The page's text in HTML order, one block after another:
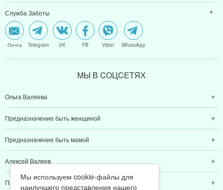
Служба Заботы
Почта Telegram VK FB Viber WhatsApp
МЫ В CОЦCЕТЯХ
Ольга Валяева
Предназначение быть женщиной
Предназначение быть мамой
Алексей Валяев
Предназначение быть папой
Мы используем cookie-файлы для
наилучшего представления нашего